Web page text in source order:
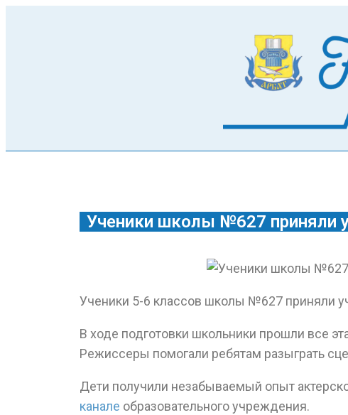
Ученики школы №627 приняли
Ученики 5-6 классов школы №627 приняли
В ходе подготовки школьники прошли все
Режиссеры помогали ребятам разыграть
Дети получили незабываемый опыт
канале образовательного учреждения.